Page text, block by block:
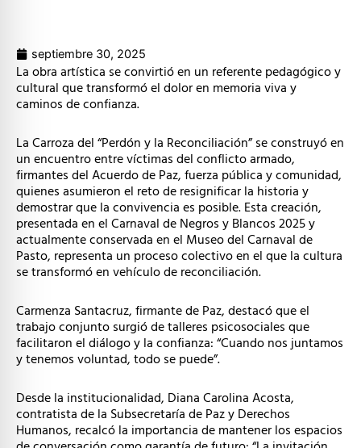
septiembre 30, 2025
La obra artística se convirtió en un referente pedagógico y
cultural que transformó el dolor en memoria viva y
caminos de confianza.
La Carroza del “Perdón y la Reconciliación” se construyó en
un encuentro entre víctimas del conflicto armado,
firmantes del Acuerdo de Paz, fuerza pública y comunidad,
quienes asumieron el reto de resignificar la historia y
demostrar que la convivencia es posible. Esta creación,
presentada en el Carnaval de Negros y Blancos 2025 y
actualmente conservada en el Museo del Carnaval de
Pasto, representa un proceso colectivo en el que la cultura
se transformó en vehículo de reconciliación.
Carmenza Santacruz, firmante de Paz, destacó que el
trabajo conjunto surgió de talleres psicosociales que
facilitaron el diálogo y la confianza: “Cuando nos juntamos
y tenemos voluntad, todo se puede”.
Desde la institucionalidad, Diana Carolina Acosta,
contratista de la Subsecretaría de Paz y Derechos
Humanos, recalcó la importancia de mantener los espacios